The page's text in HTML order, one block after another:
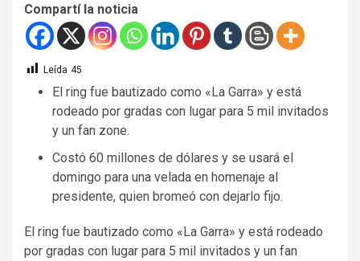
Compartí la noticia
Leída 45
El ring fue bautizado como «La Garra» y está
rodeado por gradas con lugar para 5 mil invitados
y un fan zone.
Costó 60 millones de dólares y se usará el
domingo para una velada en homenaje al
presidente, quien bromeó con dejarlo fijo.
​El ring fue bautizado como «La Garra» y está rodeado
por gradas con lugar para 5 mil invitados y un fan